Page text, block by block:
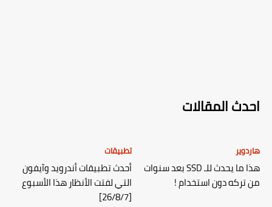
احدث المقالات
هاردوير
هذا ما يحدث للـ SSD بعد سنوات
من تركه دون استخدام !
تطبيقات
أحدث تطبيقات أندرويد وآيفون
التي لفتت الأنظار هذا الأسبوع
[26/8/7]